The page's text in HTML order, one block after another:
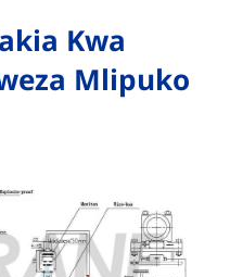
Kwa
Mlipuko